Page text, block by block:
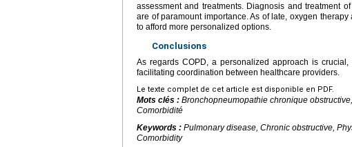
assessment and treatments. Diagnosis and treatment
are of paramount importance. As of late, oxygen
to afford more personalized options.
Conclusions
As regards COPD, a personalized approach is
facilitating coordination between healthcare providers.
Le texte complet de cet article est disponible en PDF.
Mots clés : Bronchopneumopathie chronique
Comorbidité
Keywords : Pulmonary disease, Chronic obstructive,
Comorbidity